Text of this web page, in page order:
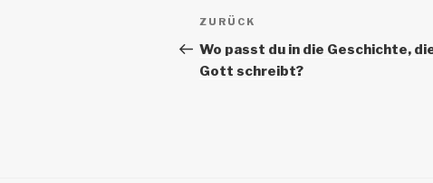
Beitrags-
Navigation
Vorheriger
Beitrag
ZURÜCK
Wo passt du in die Geschichte,
Gott schreibt?